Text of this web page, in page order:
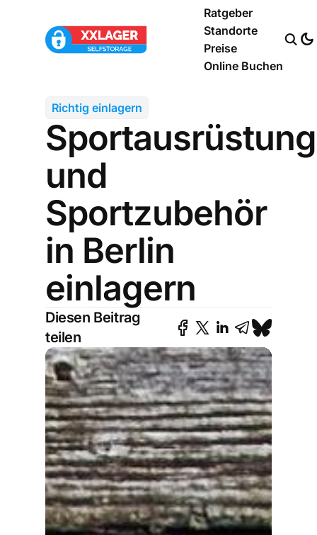
Ratgeber
Standorte
Preise
Online Buchen
Richtig einlagern
Sportausrüstung
und
Sportzubehör
in Berlin
einlagern
Diesen Beitrag
teilen